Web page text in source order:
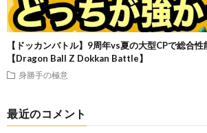
【ドッカンバトル】9周年vs夏の大型CPで総合性
【Dragon Ball Z Dokkan Battle】
身勝手の極意
最近のコメント